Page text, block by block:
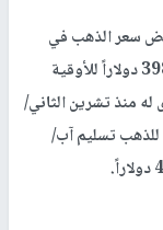
انخفض سعر الذهب في
المعاملات الفورية بنسبة 0.4% ليصل إلى 3985.89 دولاراً للأوقية
منذ تشرين الثاني/
للذهب تسليم آب/